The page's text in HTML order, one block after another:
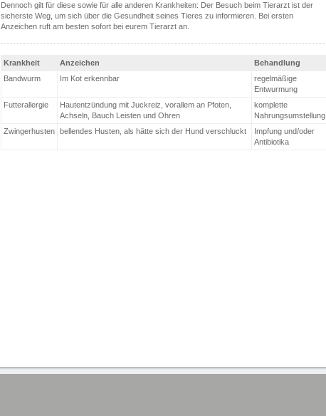
Dennoch gilt für diese sowie für alle anderen Krankheiten: Der Besuch beim Tierarzt ist der
sicherste Weg, um sich über die Gesundheit seines Tieres zu informieren. Bei ersten
Anzeichen ruft am besten sofort bei eurem Tierarzt an.
Krankheit Anzeichen
Behandlung
Bandwurm
Im Kot erkennbar
regelmäßige
Entwurmung
Futterallergie
Hautentzündung mit Juckreiz, vorallem an Pfoten,
Achseln, Bauch Leisten und Ohren
komplette
Nahrungsumstellung
Zwingerhusten bellendes Husten, als hätte sich der Hund verschluckt
Impfung und/oder
Antibiotika